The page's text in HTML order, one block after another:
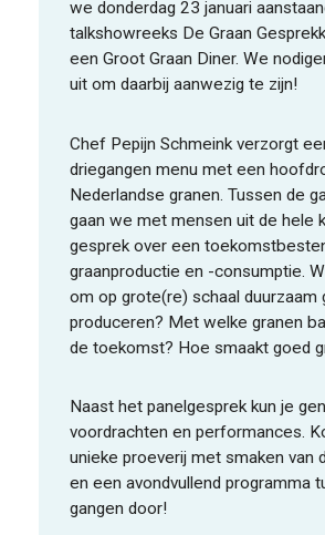
we donderdag 23 januari
talkshowreeks De Graan
een Groot Graan Diner. We
uit om daarbij aanwezig te zijn!
Chef Pepijn Schmeink verzorgt
driegangen menu met een
Nederlandse granen. Tussen de
gaan we met mensen uit de hele
gesprek over een
graanproductie en -consumptie.
om op grote(re) schaal duurzaam
produceren? Met welke granen
de toekomst? Hoe smaakt goed
Naast het panelgesprek kun je
voordrachten en performances.
unieke proeverij met smaken van
en een avondvullend programma
gangen door!